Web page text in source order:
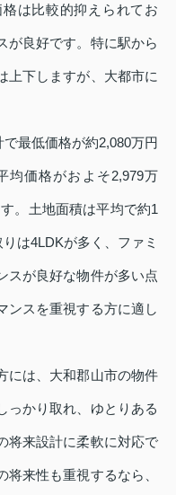
は比較的抑えられてお
が良好です。特に駅から
上下しますが、大都市に
最低価格が約2,080万円
均価格がおよそ2,979万
。土地面積は平均で約1
は4LDKが多く、ファミ
スが良好な物件が多い点
ンスを重視する方に適し
には、大和郡山市の物件
っかり取れ、ゆとりある
将来設計に柔軟に対応で
来性も重視するなら、